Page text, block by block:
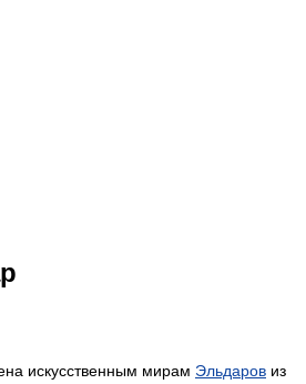
искусственным мирам Эльдаров из